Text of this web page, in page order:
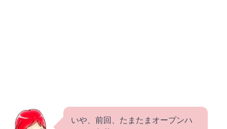
いや、前回、たまたまオープンハ